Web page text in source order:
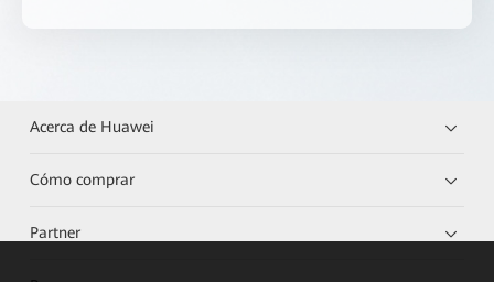
Acerca de Huawei
Cómo comprar
Partner